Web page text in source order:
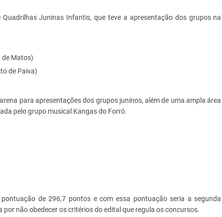
Juninas Infantis, que teve a apresentação dos grupos na
de Matos)
de Paiva)
para apresentações dos grupos juninos, além de uma ampla área
pelo grupo musical Kangas do Forró.
de 296,7 pontos e com essa pontuação seria a segunda
não obedecer os critérios do edital que regula os concursos.